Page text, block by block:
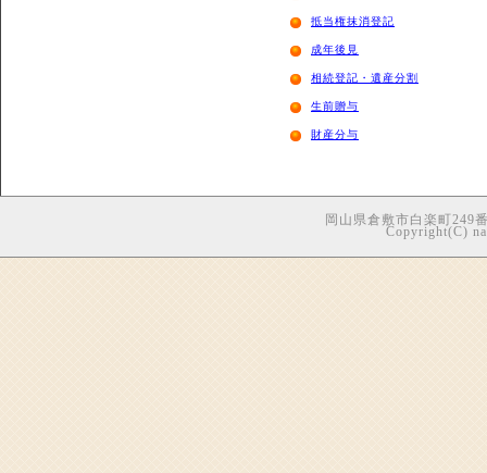
抵当権抹消登記
成年後見
相続登記・遺産分割
生前贈与
財産分与
岡山県倉敷市白楽町249
Copyright(C)